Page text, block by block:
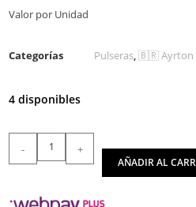
Valor por Unidad
Categorías Pulseras,🇧🇷 Ayrton
4 disponibles
- +
AÑADIR AL